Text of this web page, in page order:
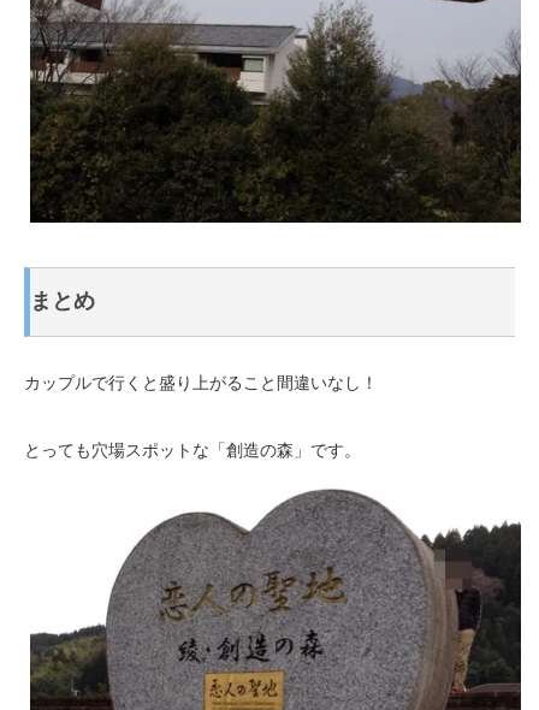
まとめ
カップルで行くと盛り上がること間違いなし！
とっても穴場スポットな「創造の森」です。